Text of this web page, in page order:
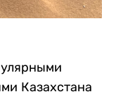
Казахстана